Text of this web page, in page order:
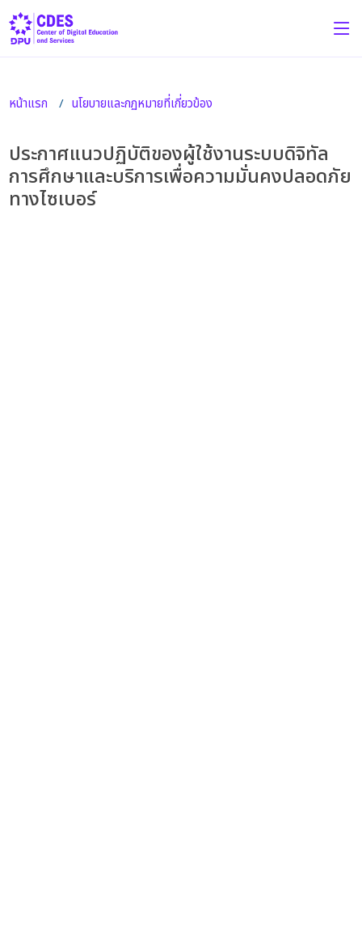
หน้าแรก นโยบายและกฏหมายที่เกี่ยวข้อง
ประกาศแนวปฏิบัติของผู้ใช้งานระบบดิจิทัล
การศึกษาและบริการเพื่อความมั่นคงปลอดภัย
ทางไซเบอร์